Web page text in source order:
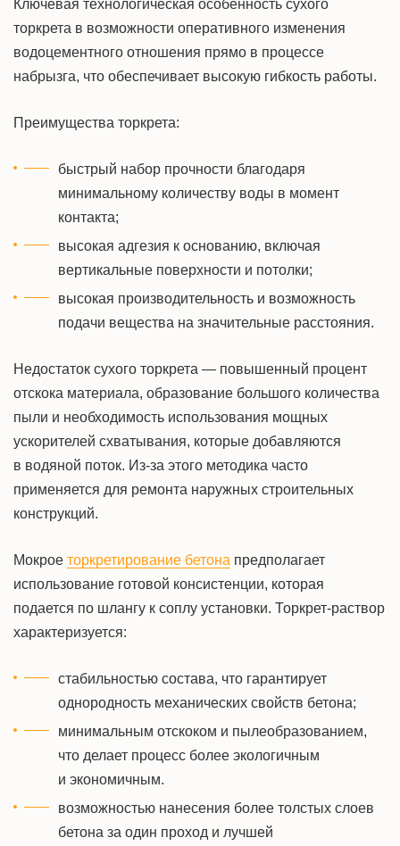
Ключевая технологическая особенность сухого
торкрета в возможности оперативного изменения
водоцементного отношения прямо в процессе
набрызга, что обеспечивает высокую гибкость работы.
Преимущества торкрета:
быстрый набор прочности благодаря
минимальному количеству воды в момент
контакта;
высокая адгезия к основанию, включая
вертикальные поверхности и потолки;
высокая производительность и возможность
подачи вещества на значительные расстояния.
Недостаток сухого торкрета — повышенный процент
отскока материала, образование большого количества
пыли и необходимость использования мощных
ускорителей схватывания, которые добавляются
в водяной поток. Из-за этого методика часто
применяется для ремонта наружных строительных
конструкций.
Мокрое торкретирование бетона предполагает
использование готовой консистенции, которая
подается по шлангу к соплу установки. Торкрет-раствор
характеризуется:
стабильностью состава, что гарантирует
однородность механических свойств бетона;
минимальным отскоком и пылеобразованием,
что делает процесс более экологичным
и экономичным.
возможностью нанесения более толстых слоев
бетона за один проход и лучшей